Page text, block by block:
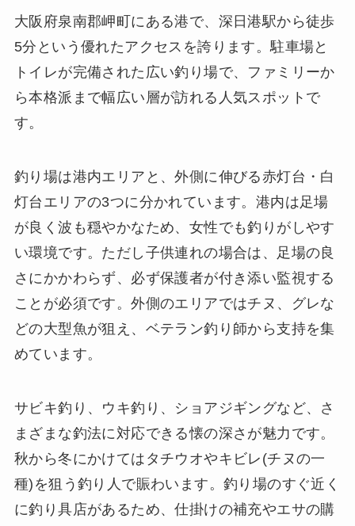
大阪府泉南郡岬町にある港で、深日港駅から徒歩
5分という優れたアクセスを誇ります。駐車場と
トイレが完備された広い釣り場で、ファミリーか
ら本格派まで幅広い層が訪れる人気スポットで
す。
釣り場は港内エリアと、外側に伸びる赤灯台・白
灯台エリアの3つに分かれています。港内は足場
が良く波も穏やかなため、女性でも釣りがしやす
い環境です。ただし子供連れの場合は、足場の良
さにかかわらず、必ず保護者が付き添い監視する
ことが必須です。外側のエリアではチヌ、グレな
どの大型魚が狙え、ベテラン釣り師から支持を集
めています。
サビキ釣り、ウキ釣り、ショアジギングなど、さ
まざまな釣法に対応できる懐の深さが魅力です。
秋から冬にかけてはタチウオやキビレ(チヌの一
種)を狙う釣り人で賑わいます。釣り場のすぐ近く
に釣り具店があるため、仕掛けの補充やエサの購